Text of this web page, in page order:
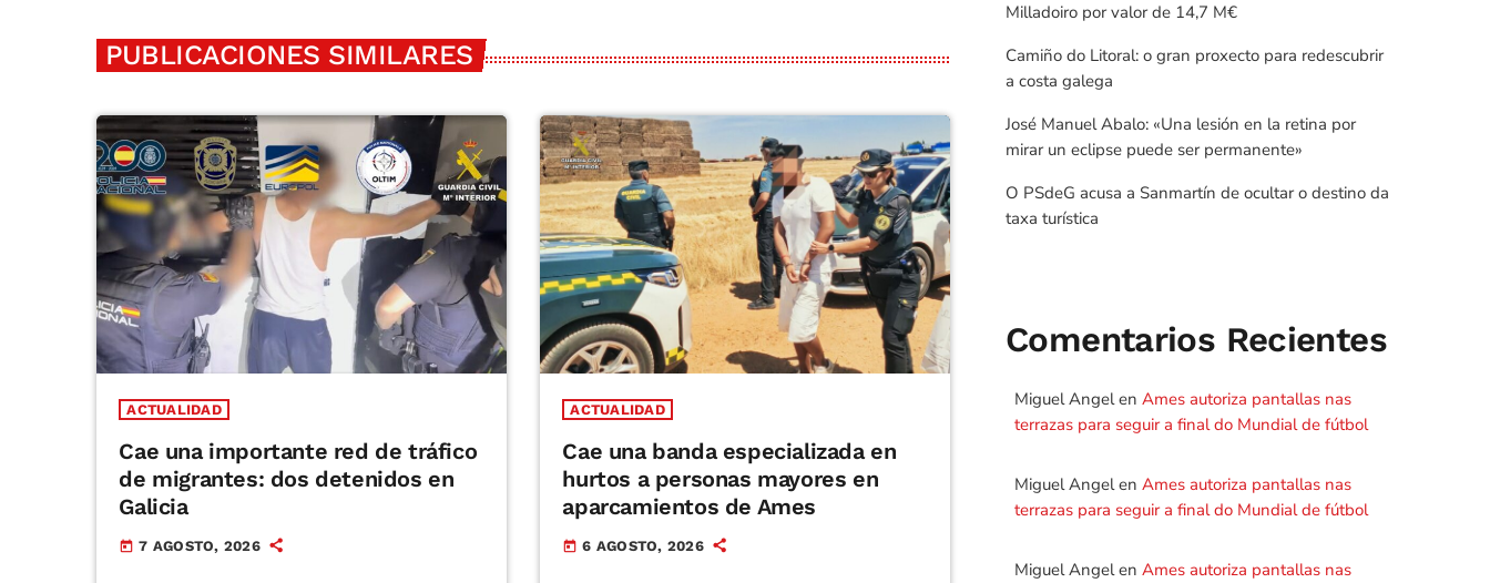
PUBLICACIONES SIMILARES
ACTUALIDAD
Cae una importante red de tráfico
de migrantes: dos detenidos en
Galicia
today 7 AGOSTO, 2026
ACTUALIDAD
Cae una banda especializada en
hurtos a personas mayores en
aparcamientos de Ames
today 6 AGOSTO, 2026
Milladoiro por valor de 14,7 M€
Camiño do Litoral: o gran proxecto para redescubrir
a costa galega
José Manuel Abalo: «Una lesión en la retina por
mirar un eclipse puede ser permanente»
O PSdeG acusa a Sanmartín de ocultar o destino da
taxa turística
Comentarios Recientes
Miguel Angelen Ames autoriza pantallas nas
terrazas para seguir a final do Mundial de fútbol
Miguel Angelen Ames autoriza pantallas nas
terrazas para seguir a final do Mundial de fútbol
Miguel Angelen Ames autoriza pantallas nas